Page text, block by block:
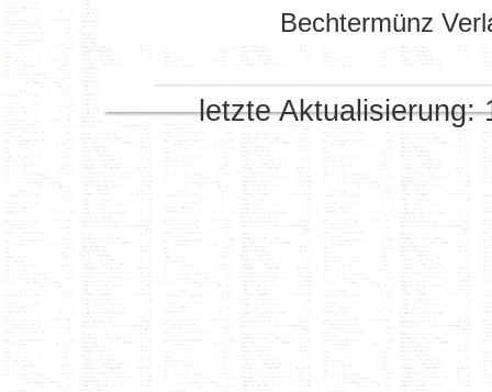
Bechtermünz
letzte Aktualisierung: